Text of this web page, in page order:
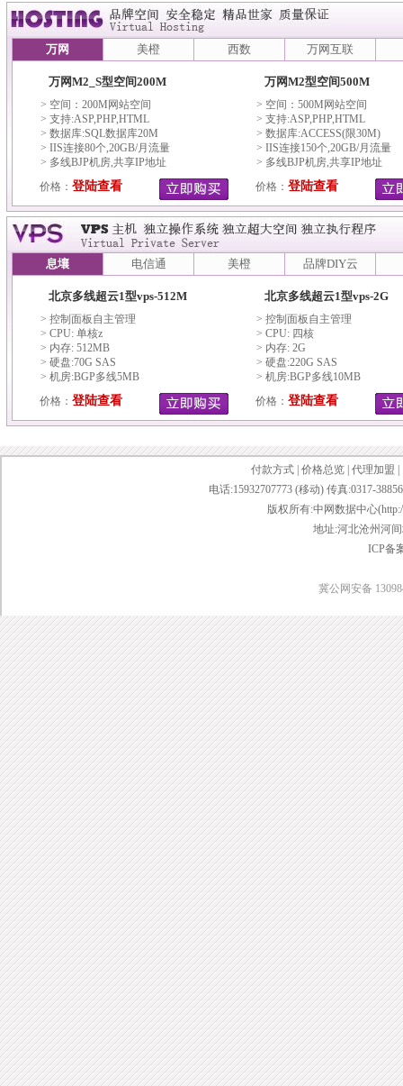
万网 美橙 西数 万网互联
万网M2_S型空间200M
> 空间：200M网站空间
> 支持:ASP,PHP,HTML
> 数据库:SQL数据库20M
> IIS连接80个,20GB/月流量
> 多线BJP机房,共享IP地址
价格： 登陆查看
万网M2型空间500M
> 空间：500M网站空间
> 支持:ASP,PHP,HTML
> 数据库:ACCESS(限30M)
> IIS连接150个,20GB/月流量
> 多线BJP机房,共享IP地址
价格： 登陆查看
息壤 电信通 美橙 品牌DIY云
北京多线超云1型vps-512M
> 控制面板自主管理
> CPU: 单核z
> 内存: 512MB
> 硬盘:70G SAS
> 机房:BGP多线5MB
价格： 登陆查看
北京多线超云1型vps-2G
> 控制面板自主管理
> CPU: 四核
> 内存: 2G
> 硬盘:220G SAS
> 机房:BGP多线10MB
价格： 登陆查看
付款方式 价格总览 代理加盟
电话:15932707773 (移动) 传真:0317-
版权所有:中网数据中心
地址:河北沧州河
ICP备
冀公网安备